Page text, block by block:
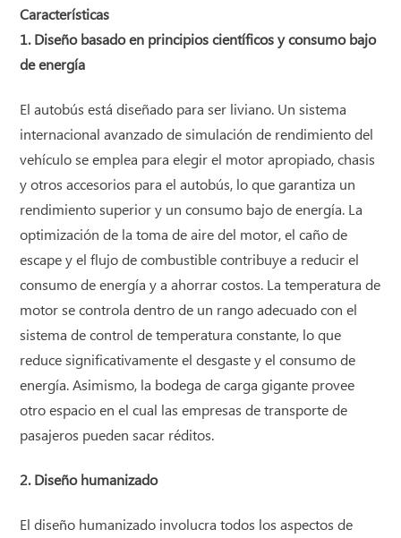
Características
1. Diseño basado en principios científicos y consumo bajo
de energía
El autobús está diseñado para ser liviano. Un sistema
internacional avanzado de simulación de rendimiento del
vehículo se emplea para elegir el motor apropiado, chasis
y otros accesorios para el autobús, lo que garantiza un
rendimiento superior y un consumo bajo de energía. La
optimización de la toma de aire del motor, el caño de
escape y el flujo de combustible contribuye a reducir el
consumo de energía y a ahorrar costos. La temperatura de
motor se controla dentro de un rango adecuado con el
sistema de control de temperatura constante, lo que
reduce significativamente el desgaste y el consumo de
energía. Asimismo, la bodega de carga gigante provee
otro espacio en el cual las empresas de transporte de
pasajeros pueden sacar réditos.
2. Diseño humanizado
El diseño humanizado involucra todos los aspectos de